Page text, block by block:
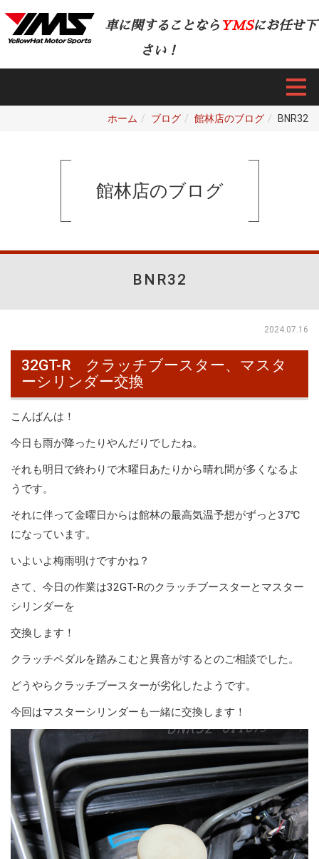
車に関することなら YMSにお任せ下
さい！
ホーム ブログ 館林店のブログ BNR32
館林店のブログ
BNR32
2024.07.16
32GT-R クラッチブースター、マスタ
ーシリンダー交換
こんばんは！
今日も雨が降ったりやんだりでしたね。
それも明日で終わりで木曜日あたりから晴れ間が多くなるよ
うです。
それに伴って金曜日からは館林の最高気温予想がずっと37℃
になっています。
いよいよ梅雨明けですかね？
さて、今日の作業は32GT-Rのクラッチブースターとマスター
シリンダーを
交換します！
クラッチペダルを踏みこむと異音がするとのご相談でした。
どうやらクラッチブースターが劣化したようです。
今回はマスターシリンダーも一緒に交換します！